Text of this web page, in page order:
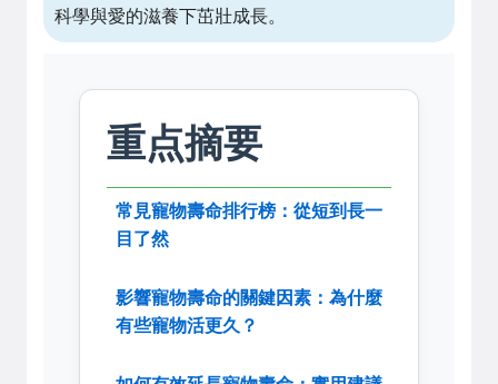
科學與愛的滋養下茁壯成長。
重点摘要
常見寵物壽命排行榜：從短到長一
目了然
影響寵物壽命的關鍵因素：為什麼
有些寵物活更久？